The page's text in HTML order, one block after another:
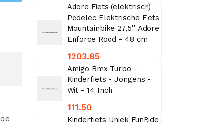
Adore Fiets (elektrisch)
Pedelec Elektrische Fiets
Mountainbike 27,5'' Adore
Enforce Rood - 48 cm
1203.85
Amigo Bmx Turbo -
Kinderfiets - Jongens -
Wit - 14 Inch
111.50
Kinderfiets Uniek FunRide